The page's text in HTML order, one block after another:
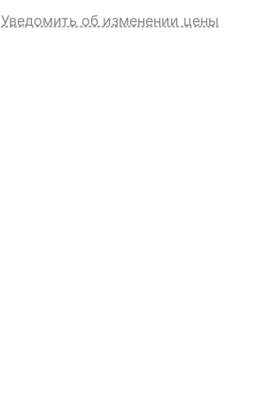
Уведомить об изменении цены